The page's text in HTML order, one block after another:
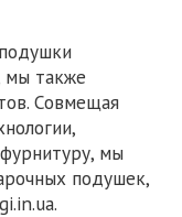
мы также
Совмещая
мы
подушек,